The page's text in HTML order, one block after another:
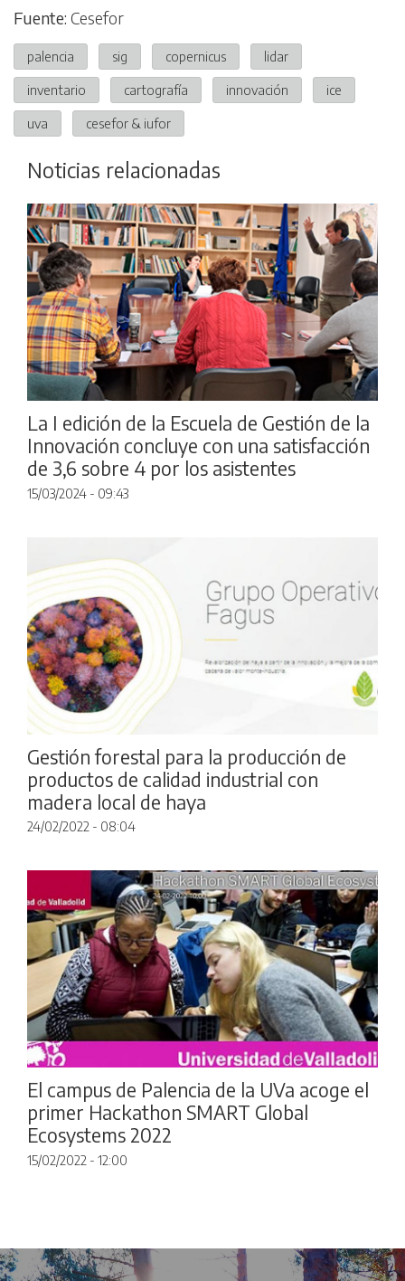
Fuente: Cesefor
palencia sig copernicus lidar
inventario cartografía innovación ice
uva cesefor & iufor
Noticias relacionadas
La I edición de la Escuela de Gestión de la
Innovación concluye con una satisfacción
de 3,6 sobre 4 por los asistentes
15/03/2024 - 09:43
Gestión forestal para la producción de
productos de calidad industrial con
madera local de haya
24/02/2022 - 08:04
El campus de Palencia de la UVa acoge el
primer Hackathon SMART Global
Ecosystems 2022
15/02/2022 - 12:00